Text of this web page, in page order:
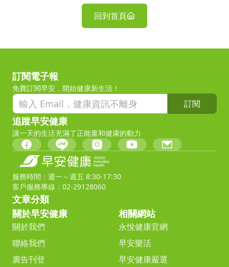
回到首頁
訂閱電子報
免費訂閱早安，開始健康新生活！
訂閱
追蹤早安健康
讓一天的生活充滿了正能量和健康的動力
服務時間：週一～週五 8:30-17:30
客戶服務專線：02-29128060
文章分類
關於早安健康
關於我們
聯絡我們
廣告刊登
相關網站
永悅健康官網
早安樂活
早安健康嚴選